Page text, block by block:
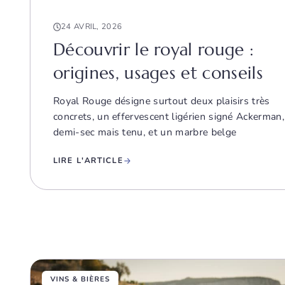
24 AVRIL, 2026
Découvrir le royal rouge :
origines, usages et conseils
Royal Rouge désigne surtout deux plaisirs très
concrets, un effervescent ligérien signé Ackerman,
demi-sec mais tenu, et un marbre belge
LIRE L'ARTICLE
VINS & BIÈRES